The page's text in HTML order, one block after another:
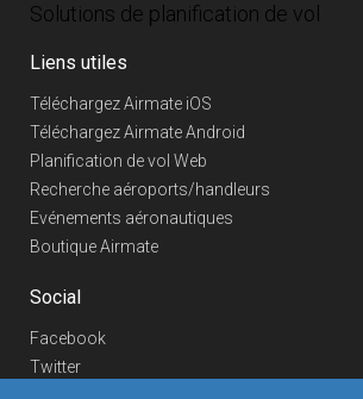
Solutions de planification de vol
Liens utiles
Téléchargez Airmate iOS
Téléchargez Airmate Android
Planification de vol Web
Recherche aéroports/handleurs
Evénements aéronautiques
Boutique Airmate
Social
Facebook
Twitter